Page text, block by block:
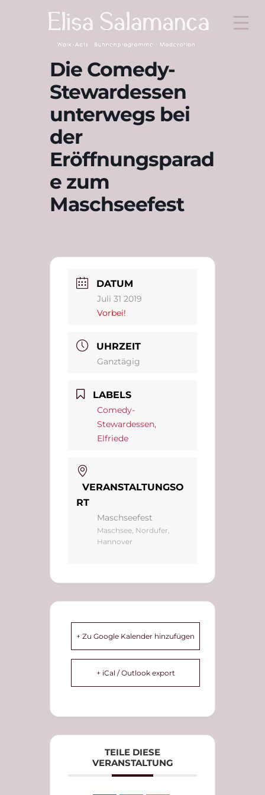
Die Comedy-
Stewardessen
unterwegs bei
der
Eröffnungsparad
e zum
Maschseefest
DATUM
Juli 31 2019
Vorbei!
UHRZEIT
Ganztägig
LABELS
Comedy-
Stewardessen,
Elfriede
VERANSTALTUNGSO
RT
Maschseefest
Maschsee, Nordufer,
Hannover
+ Zu Google Kalender hinzufügen
+ iCal / Outlook export
TEILE DIESE
VERANSTALTUNG